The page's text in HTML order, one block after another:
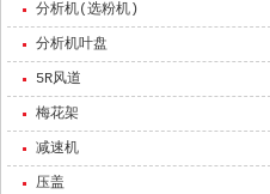
分析机(选粉机)
分析机叶盘
5R风道
梅花架
减速机
压盖